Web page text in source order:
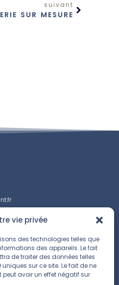
vie privée
des technologies telles que
des appareils. Le fait
de traiter des données telles
sur ce site. Le fait de ne
avoir un effet négatif sur
suivant
SUR MESURE